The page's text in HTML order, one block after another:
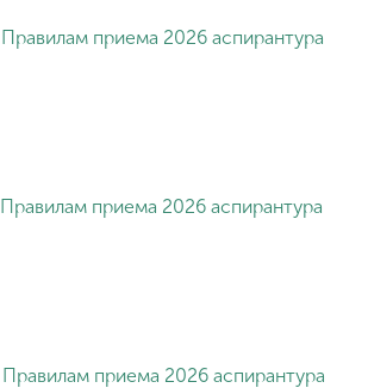
приема 2026 аспирантура
приема 2026 аспирантура
приема 2026 аспирантура